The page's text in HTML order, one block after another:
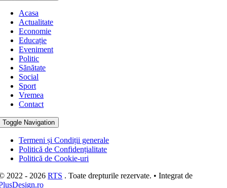
Acasa
Actualitate
Economie
Educație
Eveniment
Politic
Sănătate
Social
Sport
Vremea
Contact
Toggle Navigation
Termeni și Condiții generale
Politică de Confidențialitate
Politică de Cookie-uri
2022 - 2026RTS . Toate drepturile rezervate. • Integrat de